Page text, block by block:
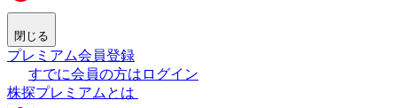
閉じる
プレミアム会員登録
すでに会員の方はログイン
株探プレミアムとは